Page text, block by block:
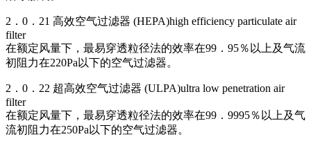
2．0．21 高效空气过滤器 (HEPA)high efficiency particulate air
filter
在额定风量下，最易穿透粒径法的效率在99．95％以上及气流
初阻力在220Pa以下的空气过滤器。
2．0．22 超高效空气过滤器 (ULPA)ultra low penetration air
filter
在额定风量下，最易穿透粒径法的效率在99．9995％以上及气
流初阻力在250Pa以下的空气过滤器。